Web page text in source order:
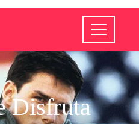
Disfruta